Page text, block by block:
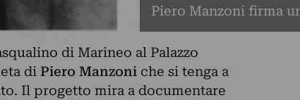
Piero Manzoni firma
di Marineo al Palazzo
di Piero Manzoniche si tenga a
Il progetto mira a documentare